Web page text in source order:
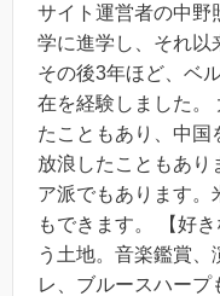
サイト運営者の中野
学に進学し、それ以
その後3年ほど、ベ
在を経験しました。
たこともあり、中国
放浪したこともあり
ア派でもあります。
もできます。 【好
う土地。音楽鑑賞、
レ、ブルースハープ